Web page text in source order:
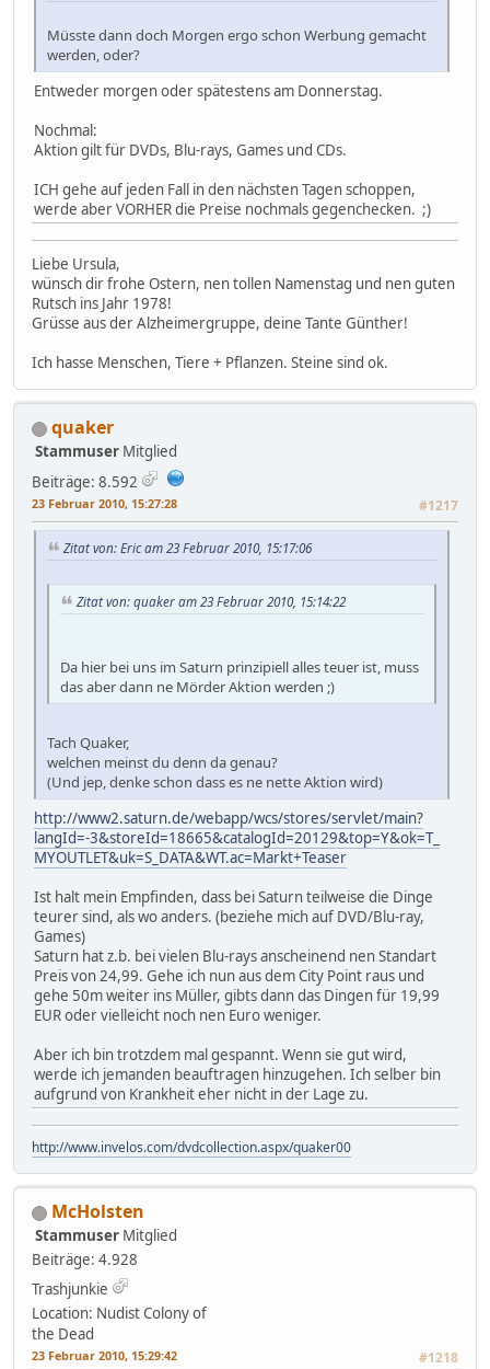
Müsste dann doch Morgen ergo schon Werbung gemacht
werden, oder?
Entweder morgen oder spätestens am Donnerstag.
Nochmal:
Aktion gilt für DVDs, Blu-rays, Games und CDs.
ICH gehe auf jeden Fall in den nächsten Tagen schoppen,
werde aber VORHER die Preise nochmals gegenchecken. ;)
Liebe Ursula,
wünsch dir frohe Ostern, nen tollen Namenstag und nen guten
Rutsch ins Jahr 1978!
Grüsse aus der Alzheimergruppe, deine Tante Günther!
Ich hasse Menschen, Tiere + Pflanzen. Steine sind ok.
quaker
Stammuser Mitglied
Beiträge: 8.592
23 Februar 2010, 15:27:28 #1217
Zitat von: Eric am 23 Februar 2010, 15:17:06
Zitat von: quaker am 23 Februar 2010, 15:14:22
Da hier bei uns im Saturn prinzipiell alles teuer ist, muss
das aber dann ne Mörder Aktion werden ;)
Tach Quaker,
welchen meinst du denn da genau?
(Und jep, denke schon dass es ne nette Aktion wird)
http://www2.saturn.de/webapp/wcs/stores/servlet/main?
langId=-3&storeId=18665&catalogId=20129&top=Y&ok=T_
MYOUTLET&uk=S_DATA&WT.ac=Markt+Teaser
Ist halt mein Empfinden, dass bei Saturn teilweise die Dinge
teurer sind, als wo anders. (beziehe mich auf DVD/Blu-ray,
Games)
Saturn hat z.b. bei vielen Blu-rays anscheinend nen Standart
Preis von 24,99. Gehe ich nun aus dem City Point raus und
gehe 50m weiter ins Müller, gibts dann das Dingen für 19,99
EUR oder vielleicht noch nen Euro weniger.
Aber ich bin trotzdem mal gespannt. Wenn sie gut wird,
werde ich jemanden beauftragen hinzugehen. Ich selber bin
aufgrund von Krankheit eher nicht in der Lage zu.
http://www.invelos.com/dvdcollection.aspx/quaker00
McHolsten
Stammuser Mitglied
Beiträge: 4.928
Trashjunkie
Location: Nudist Colony of
the Dead
23 Februar 2010, 15:29:42 #1218